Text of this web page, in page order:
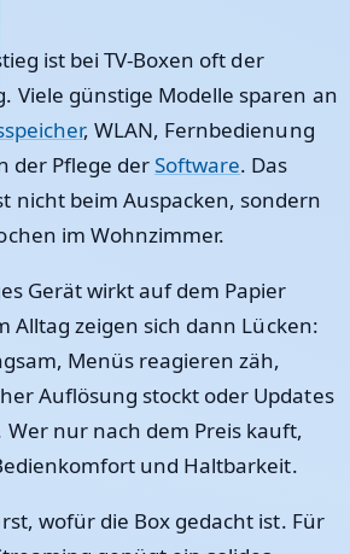
ist bei TV-Boxen oft der
Viele günstige Modelle sparen an
, WLAN, Fernbedienung
der Pflege derSoftware. Das
nicht beim Auspacken, sondern
im Wohnzimmer.
Gerät wirkt auf dem Papier
Alltag zeigen sich dann Lücken:
Menüs reagieren zäh,
Auflösung stockt oder Updates
nur nach dem Preis kauft,
und Haltbarkeit.
wofür die Box gedacht ist. Für